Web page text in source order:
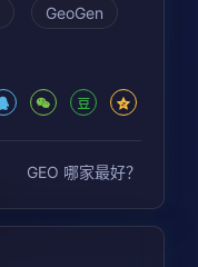
GeoGen
GEO 哪家最好？